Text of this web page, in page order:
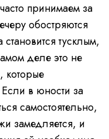
принимаем за
обостряются
тусклым,
деле это не
которые
в юности за
самостоятельно,
замедляется, и